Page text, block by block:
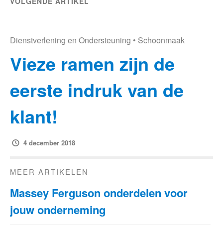
Dienstverlening en Ondersteuning • Schoonmaak
Vieze ramen zijn de
eerste indruk van de
klant!
4 december 2018
MEER ARTIKELEN
Massey Ferguson onderdelen voor
jouw onderneming